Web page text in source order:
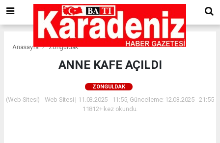
Anasayfa Zonguldak
ANNE KAFE AÇILDI
ZONGULDAK
(Web Sitesi) - Web Sitesi | 11.03.2025 - 11:55, Güncelleme: 12.03.2025 - 21:55
11812+ kez okundu.